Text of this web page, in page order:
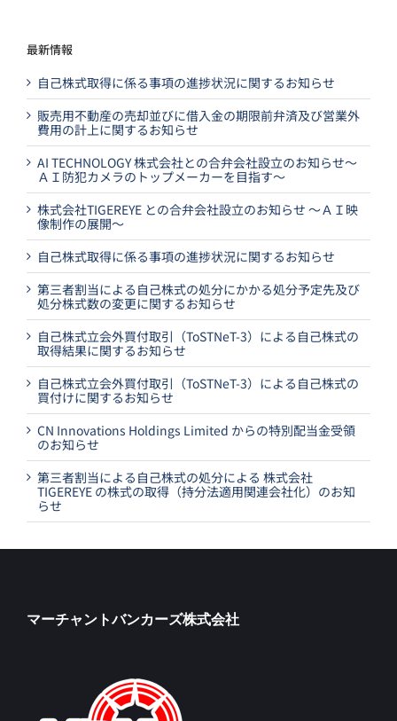
最新情報
自己株式取得に係る事項の進捗状況に関するお知らせ
販売用不動産の売却並びに借入金の期限前弁済及び営業外
費用の計上に関するお知らせ
AI TECHNOLOGY 株式会社との合弁会社設立のお知らせ～
ＡＩ防犯カメラのトップメーカーを目指す～
株式会社TIGEREYE との合弁会社設立のお知らせ ～ＡＩ映
像制作の展開～
自己株式取得に係る事項の進捗状況に関するお知らせ
第三者割当による自己株式の処分にかかる処分予定先及び
処分株式数の変更に関するお知らせ
自己株式立会外買付取引（ToSTNeT-3）による自己株式の
取得結果に関するお知らせ
自己株式立会外買付取引（ToSTNeT-3）による自己株式の
買付けに関するお知らせ
CN Innovations Holdings Limited からの特別配当金受領
のお知らせ
第三者割当による自己株式の処分による 株式会社
TIGEREYE の株式の取得（持分法適用関連会社化）のお知
らせ
マーチャントバンカーズ株式会社